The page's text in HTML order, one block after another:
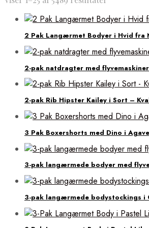
2 Pak Langærmet Bodyer i Hvid fra
2-pak natdragter med
2-pak Rib Hipster Kailey i Sort –
3 Pak Boxershorts med Dino i
3-pak langærmede bodyer med
3-pak langærmede bodystockings i